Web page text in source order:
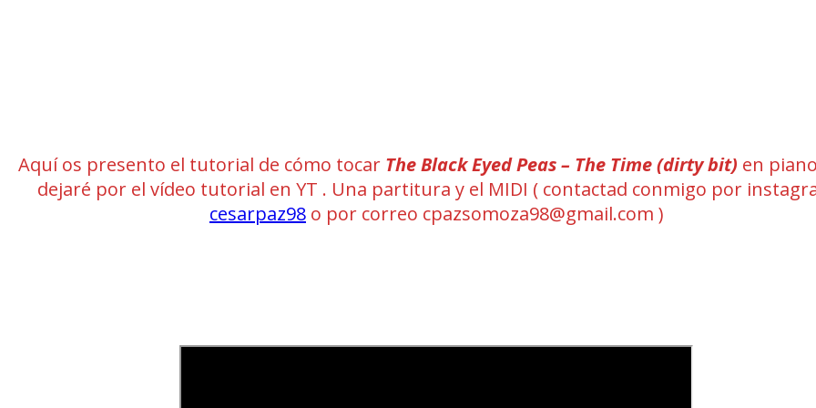
Aquí os presento el tutorial de cómo tocar The Black Eyed Peas – The Time (dirty bit) en
dejaré por el vídeo tutorial en YT . Una partitura y el MIDI ( contactad conmigo por
cesarpaz98o por correo cpazsomoza98@gmail.com )